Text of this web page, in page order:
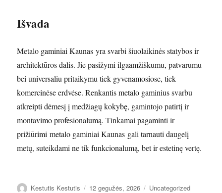
Išvada
Metalo gaminiai Kaunas yra svarbi šiuolaikinės statybos ir
architektūros dalis. Jie pasižymi ilgaamžiškumu, patvarumu
bei universaliu pritaikymu tiek gyvenamosiose, tiek
komercinėse erdvėse. Renkantis metalo gaminius svarbu
atkreipti dėmesį į medžiagų kokybę, gamintojo patirtį ir
montavimo profesionalumą. Tinkamai pagaminti ir
prižiūrimi metalo gaminiai Kaunas gali tarnauti daugelį
metų, suteikdami ne tik funkcionalumą, bet ir estetinę vertę.
Autorius
Kestutis Kestutis Paskelbta
12 gegužės, 2026 Kategorijos
Uncategorized